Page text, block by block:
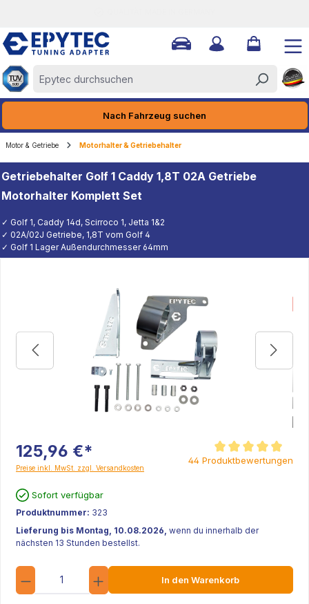
Nach Fahrzeug suchen
Motor & Getriebe Motorhalter & Getriebehalter
Getriebehalter Golf 1 Caddy 1,8T 02A Getriebe
Motorhalter Komplett Set
✓ Golf 1, Caddy 14d, Scirroco 1, Jetta 1&2
✓ 02A/02J Getriebe, 1,8T vom Golf 4
✓ Golf 1 Lager Außendurchmesser 64mm
125,96 €*
Preise inkl. MwSt. zzgl. Versandkosten
Durchschnittliche
44 Produktbewertungen
Sofort verfügbar
Produktnummer: 323
Lieferung bis Montag, 10.08.2026, wenn du innerhalb der
nächsten 13 Stunden bestellst.
Anzahl
In den Warenkorb